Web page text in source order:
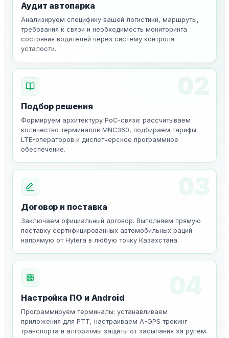
Аудит автопарка
Анализируем специфику вашей логистики, маршруты,
требования к связи и необходимость мониторинга
состояния водителей через систему контроля
усталости.
Подбор решения
Формируем архитектуру PoC-связи: рассчитываем
количество терминалов MNC360, подбираем тарифы
LTE-операторов и диспетчерское программное
обеспечение.
Договор и поставка
Заключаем официальный договор. Выполняем прямую
поставку сертифицированных автомобильных раций
напрямую от Hytera в любую точку Казахстана.
Настройка ПО и Android
Программируем терминалы: устанавливаем
приложения для PTT, настраиваем A-GPS трекинг
транспорта и алгоритмы защиты от засыпания за рулем.